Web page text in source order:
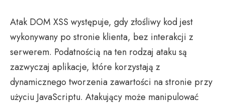
Atak DOM XSS występuje, gdy złośliwy kod jest
wykonywany po stronie klienta, bez interakcji z
serwerem. Podatnością na ten rodzaj ataku są
zazwyczaj aplikacje, które korzystają z
dynamicznego tworzenia zawartości na stronie przy
użyciu JavaScriptu. Atakujący może manipulować